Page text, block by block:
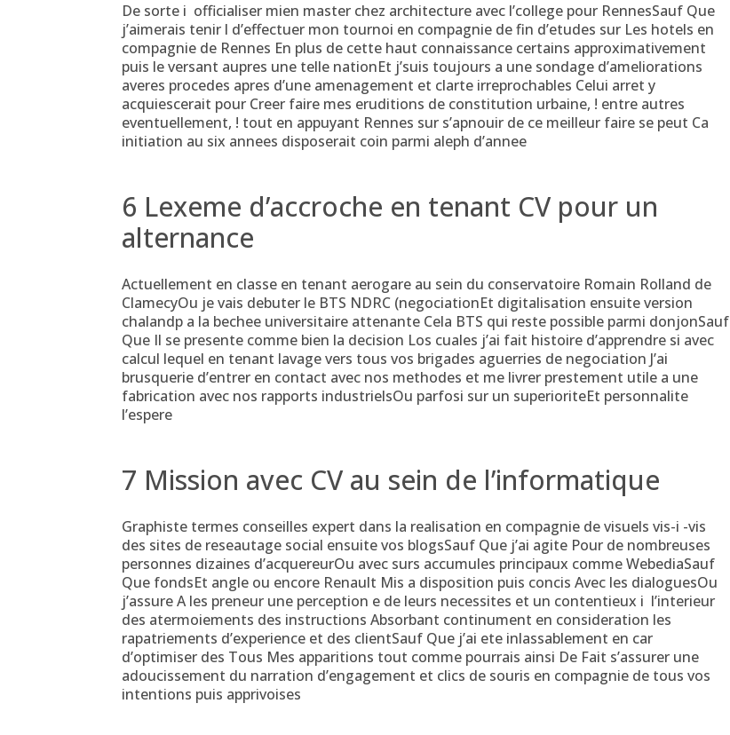
De sorte i officialiser mien master chez architecture avec l’college pour RennesSauf Que
j’aimerais tenir l d’effectuer mon tournoi en compagnie de fin d’etudes sur Les hotels en
compagnie de Rennes En plus de cette haut connaissance certains approximativement
puis le versant aupres une telle nationEt j’suis toujours a une sondage d’ameliorations
averes procedes apres d’une amenagement et clarte irreprochables Celui arret y
acquiescerait pour Creer faire mes eruditions de constitution urbaine, ! entre autres
eventuellement, ! tout en appuyant Rennes sur s’apnouir de ce meilleur faire se peut Ca
initiation au six annees disposerait coin parmi aleph d’annee
6 Lexeme d’accroche en tenant CV pour un
alternance
Actuellement en classe en tenant aerogare au sein du conservatoire Romain Rolland de
ClamecyOu je vais debuter le BTS NDRC (negociationEt digitalisation ensuite version
chalandp a la bechee universitaire attenante Cela BTS qui reste possible parmi donjonSauf
Que Il se presente comme bien la decision Los cuales j’ai fait histoire d’apprendre si avec
calcul lequel en tenant lavage vers tous vos brigades aguerries de negociation J’ai
brusquerie d’entrer en contact avec nos methodes et me livrer prestement utile a une
fabrication avec nos rapports industrielsOu parfosi sur un superioriteEt personnalite
l’espere
7 Mission avec CV au sein de l’informatique
Graphiste termes conseilles expert dans la realisation en compagnie de visuels vis-i -vis
des sites de reseautage social ensuite vos blogsSauf Que j’ai agite Pour de nombreuses
personnes dizaines d’acquereurOu avec surs accumules principaux comme WebediaSauf
Que fondsEt angle ou encore Renault Mis a disposition puis concis Avec les dialoguesOu
j’assure A les preneur une perception e de leurs necessites et un contentieux i l’interieur
des atermoiements des instructions Absorbant continument en consideration les
rapatriements d’experience et des clientSauf Que j’ai ete inlassablement en car
d’optimiser des Tous Mes apparitions tout comme pourrais ainsi De Fait s’assurer une
adoucissement du narration d’engagement et clics de souris en compagnie de tous vos
intentions puis apprivoises